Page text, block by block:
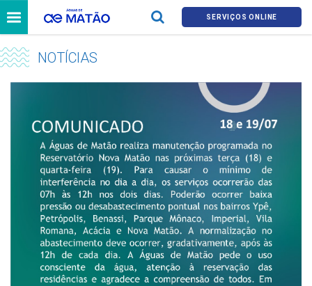
SERVIÇOS ONLINE
NOTÍCIAS